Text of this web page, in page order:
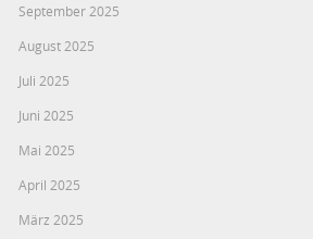
September 2025
August 2025
Juli 2025
Juni 2025
Mai 2025
April 2025
März 2025